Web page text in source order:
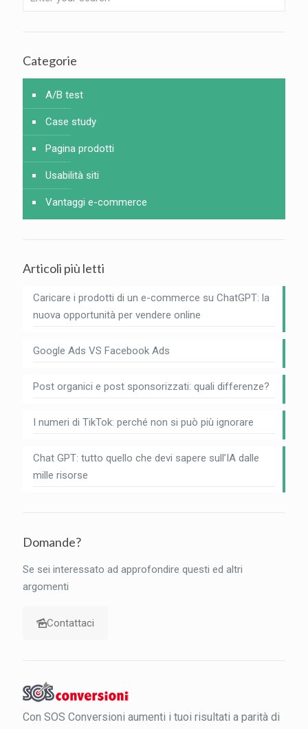
Categorie
A/B test
Case study
Pagina prodotti
Usabilità siti
Vantaggi e-commerce
Articoli più letti
Caricare i prodotti di un e-commerce su ChatGPT: la
nuova opportunità per vendere online
Google Ads VS Facebook Ads
Post organici e post sponsorizzati: quali differenze?
I numeri di TikTok: perché non si può più ignorare
Chat GPT: tutto quello che devi sapere sull’IA dalle
mille risorse
Domande?
Se sei interessato ad approfondire questi ed altri
argomenti
Contattaci
Con SOS Conversioni aumenti i tuoi risultati a parità di